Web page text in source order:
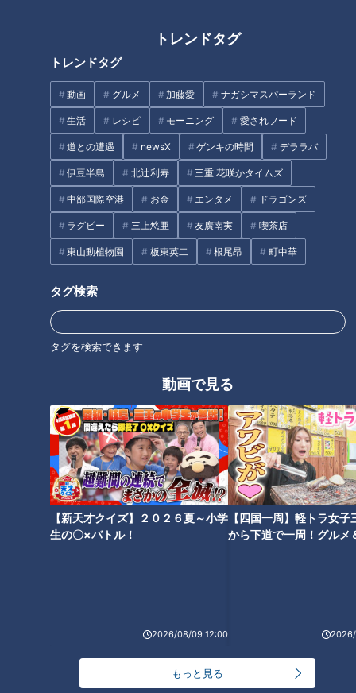
トレンドタグ
トレンドタグ
動画 グルメ 加藤愛 ナガシマスパーランド
生活 レシピ モーニング 愛されフード
道との遭遇 newsX ゲンキの時間 デララバ
伊豆半島 北辻利寿 三重 花咲かタイムズ
中部国際空港 お金 エンタメ ドラゴンズ
ラグビー 三上悠亜 友廣南実 喫茶店
東山動植物園 板東英二 根尾昂 町中華
タグ検索
タグを検索できます
動画で見る
【新天才クイズ】２０２６夏～小学
生の〇×バトル！
2026/08/09 12:00
【四国一周】軽トラ女子
から下道で一周！グルメ
もっと見る
麗？”にジャンプ！トランポリン
見しちゃう仰天グルメ3連発！
【花咲かタイムズ】
若狭アナが三重県伊勢市で巨大
凧あげに挑戦！76歳の立体凧作
家のスゴ技を紹介！
CBCの若狭アナが90歳洋菓子店
主の愛されアップルパイを紹
介！ベテランの技を生実況！
タグ
エンタメ THE TIME
オススメ関連コンテンツ
わかさけいいちくん再び！CBC
若狭アナがヨーヨー世界チャン
ピオンのスゴ技を紹介！
CBC若狭アナがくだを巻く！
『THE TIME,』中継に「取り扱
い注意」なお酒が登場！
わかさけいいちくん(8)の笑撃！